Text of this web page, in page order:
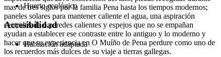
mas de tres siglos por la familia Pena hasta los tiempos modernos;
paneles solares para mantener caliente el agua, una aspiración
centralizada o paredes calientes y espejos que no se empañan
ayudan a establecer ese contraste entre lo antiguo y lo moderno y
hacer que su experiencia en O Muíño de Pena perdure como uno de
los recuerdos más dulces de su viaje a tierras gallegas.
Huerto ecológico
Accesibilidad
Habitación adaptada